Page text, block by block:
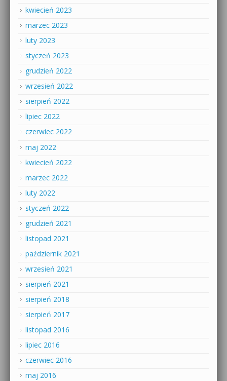
kwiecień 2023
marzec 2023
luty 2023
styczeń 2023
grudzień 2022
wrzesień 2022
sierpień 2022
lipiec 2022
czerwiec 2022
maj 2022
kwiecień 2022
marzec 2022
luty 2022
styczeń 2022
grudzień 2021
listopad 2021
październik 2021
wrzesień 2021
sierpień 2021
sierpień 2018
sierpień 2017
listopad 2016
lipiec 2016
czerwiec 2016
maj 2016